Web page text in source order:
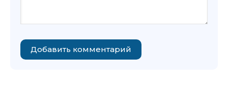
Добавить комментарий